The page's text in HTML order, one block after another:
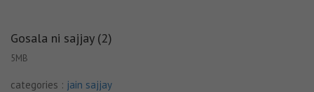
Gosala ni sajjay (2)
5MB
categories : jain sajjay